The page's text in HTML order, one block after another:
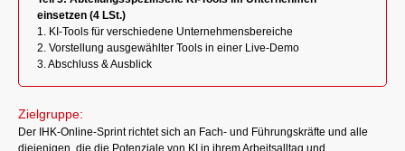
einsetzen (4 LSt.)
1. KI-Tools für verschiedene Unternehmensbereiche
2. Vorstellung ausgewählter Tools in einer Live-Demo
3. Abschluss & Ausblick
Zielgruppe:
Der IHK-Online-Sprint richtet sich an Fach- und Führungskräfte und alle
diejenigen, die die Potenziale von KI in ihrem Arbeitsalltag und